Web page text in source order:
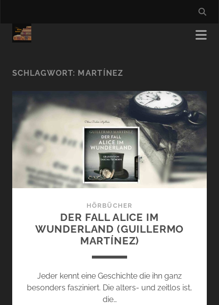
SCHLAGWORT: MARTÍNEZ
HÖRBÜCHER
DER FALL ALICE IM
WUNDERLAND (GUILLERMO
MARTÍNEZ)
Jeder kennt eine Geschichte die ihn ganz
besonders fasziniert. Die alters- und zeitlos ist,
die…